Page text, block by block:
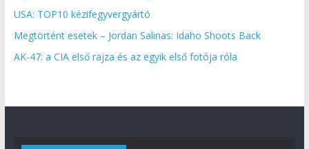
USA: TOP10 kézifegyvergyártó
Megtörtént esetek – Jordan Salinas: Idaho Shoots Back
AK-47: a CIA első rajza és az egyik első fotója róla